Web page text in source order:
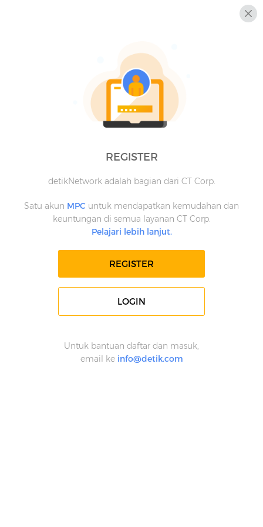
REGISTER
detikNetwork adalah bagian dari CT Corp.
Satu akun MPC untuk mendapatkan kemudahan dan
keuntungan di semua layanan CT Corp.
Pelajari lebih lanjut.
REGISTER
LOGIN
Untuk bantuan daftar dan masuk,
email ke info@detik.com